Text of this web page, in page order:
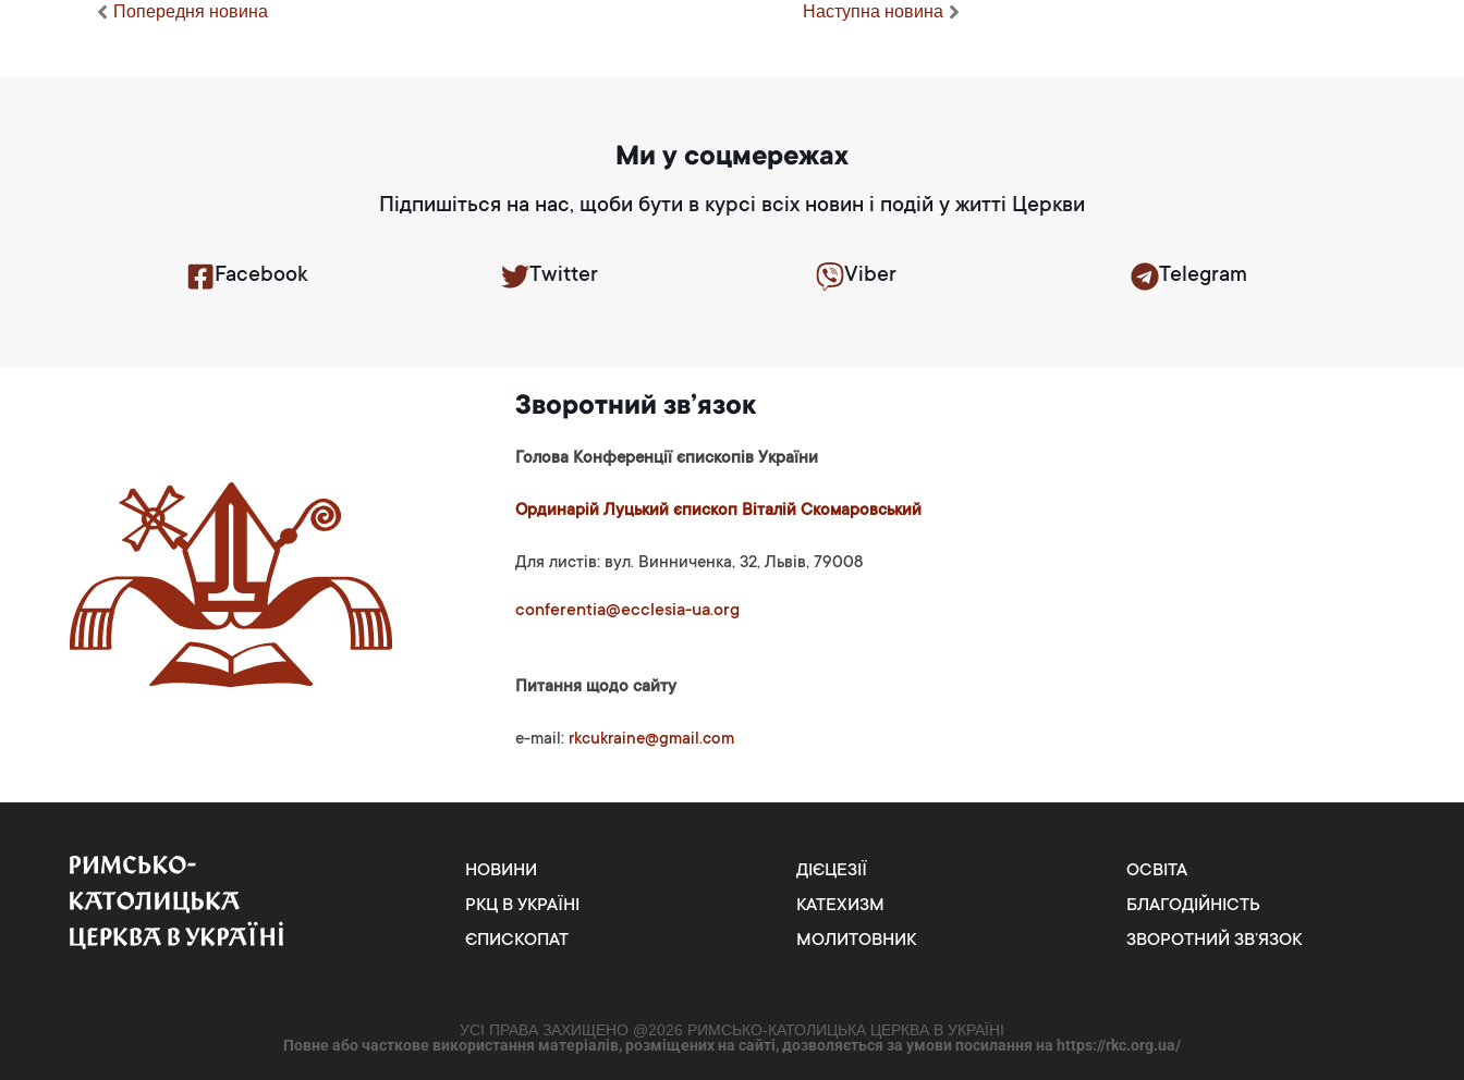
Попередня новина Наступна новина
Ми у соцмережах
Підпишіться на нас, щоби бути в курсі всіх новин і подій у житті Церкви
Facebook Twitter Viber Telegram
Зворотний зв’язок
Голова Конференції єпископів України
Ординарій Луцький єпископ Віталій Скомаровський
Для листів: вул. Винниченка, 32, Львів, 79008
conferentia@ecclesia-ua.org
Питання щодо сайту
e-mail: rkcukraine@gmail.com
НОВИНИ
РКЦ В УКРАЇНІ
ЄПИСКОПАТ
ДІЄЦЕЗІЇ
КАТЕХИЗМ
МОЛИТОВНИК
ОСВІТА
БЛАГОДІЙНІСТЬ
ЗВОРОТНИЙ ЗВ’ЯЗОК
УСІ ПРАВА ЗАХИЩЕНО @2026 РИМСЬКО-КАТОЛИЦЬКА ЦЕРКВА В УКРАЇНІ
Повне або часткове використання матеріалів, розміщених на сайті, дозволяється за умови посилання на https://rkc.org.ua/